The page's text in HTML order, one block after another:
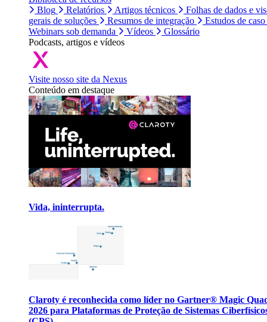
Blog
Relatórios Artigos técnicos
Folhas de dados e
gerais de soluções
Resumos de integração
Estudos de caso
Webinars sob demanda
Vídeos
Glossário
Podcasts, artigos e vídeos
Visite nosso site da Nexus
Conteúdo em destaque
Vida, ininterrupta.
Claroty é reconhecida como líder no Gartner® Magic
2026 para Plataformas de Proteção de Sistemas